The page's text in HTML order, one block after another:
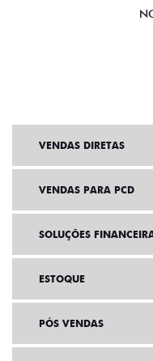
VENDAS DIRETAS
VENDAS PARA PCD
SOLUÇÕES
ESTOQUE
PÓS VENDAS